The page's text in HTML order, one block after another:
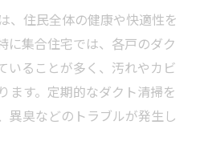
、住民全体の健康や快適性を
に集合住宅では、各戸のダク
いることが多く、汚れやカビ
ます。定期的なダクト清掃を
異臭などのトラブルが発生し